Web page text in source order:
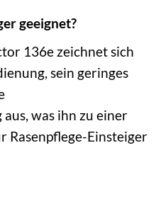
geeignet?
136e zeichnet sich
sein geringes
was ihn zu einer
Rasenpflege-Einsteiger